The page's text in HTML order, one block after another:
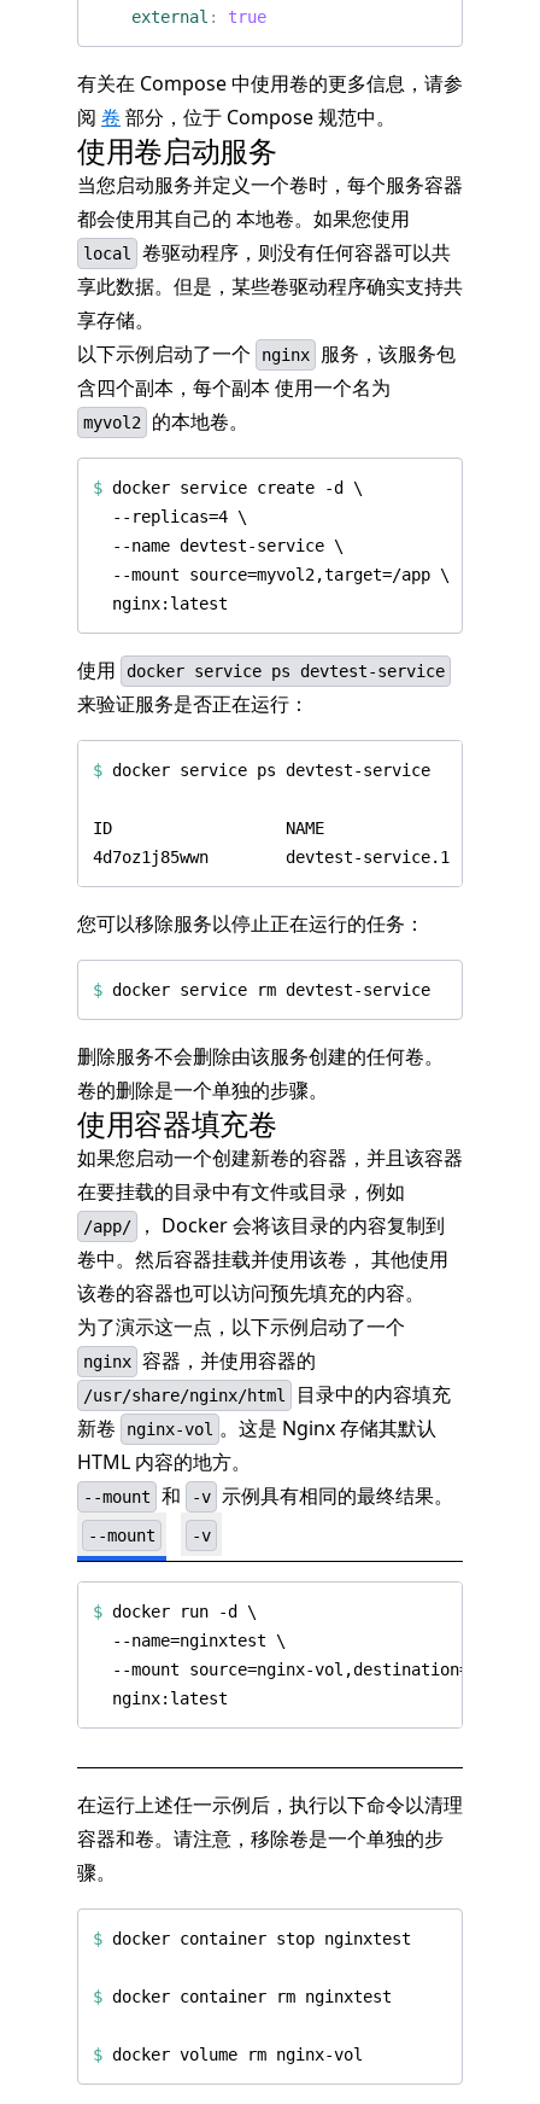
external : true
有关在 Compose 中使用卷的更多信息，请参
阅 卷 部分，位于 Compose 规范中。
使用卷启动服务
当您启动服务并定义一个卷时，每个服务容器
都会使用其自己的 本地卷。如果您使用
local
卷驱动程序，则没有任何容器可以共
享此数据。但是，某些卷驱动程序确实支持共
享存储。
以下示例启动了一个
nginx
服务，该服务包
含四个副本，每个副本 使用一个名为
myvol2 的本地卷。
$ docker service create -d
使用 docker service ps devtest-service
来验证服务是否正在运行：
$
您可以移除服务以停止正在运行的任务：
$
删除服务不会删除由该服务创建的任何卷。
卷的删除是一个单独的步骤。
使用容器填充卷
如果您启动一个创建新卷的容器，并且该容器
在要挂载的目录中有文件或目录，例如
/app/
， Docker 会将该目录的内容复制到
卷中。然后容器挂载并使用该卷， 其他使用
该卷的容器也可以访问预先填充的内容。
为了演示这一点，以下示例启动了一个
nginx 容器，并使用容器的
/usr/share/nginx/html
目录中的内容填充
新卷
nginx-vol 。这是 Nginx 存储其默认
HTML 内容的地方。
--mount 和 -v 示例具有相同的最终结果。
--mount -v
$ docker run -d
在运行上述任一示例后，执行以下命令以清理
容器和卷。请注意，移除卷是一个单独的步
骤。
$
$
$